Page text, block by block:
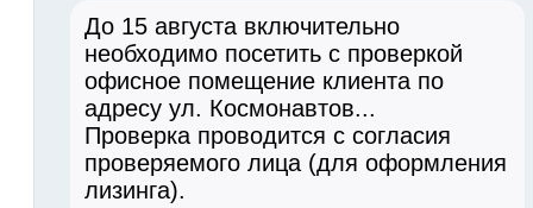
До 15 августа включительно
необходимо посетить с проверкой
офисное помещение клиента по
адресу ул. Космонавтов...
Проверка проводится с согласия
проверяемого лица (для оформления
лизинга).